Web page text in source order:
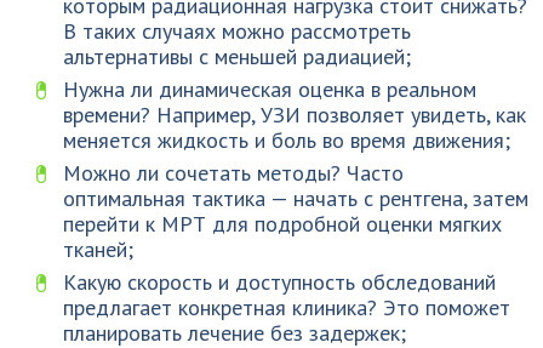
В таких случаях можно рассмотреть
альтернативы с меньшей радиацией;
Нужна ли динамическая оценка в реальном
времени? Например, УЗИ позволяет увидеть, как
меняется жидкость и боль во время движения;
Можно ли сочетать методы? Часто
оптимальная тактика — начать с рентгена, затем
перейти к МРТ для подробной оценки мягких
тканей;
Какую скорость и доступность обследований
предлагает конкретная клиника? Это поможет
планировать лечение без задержек;